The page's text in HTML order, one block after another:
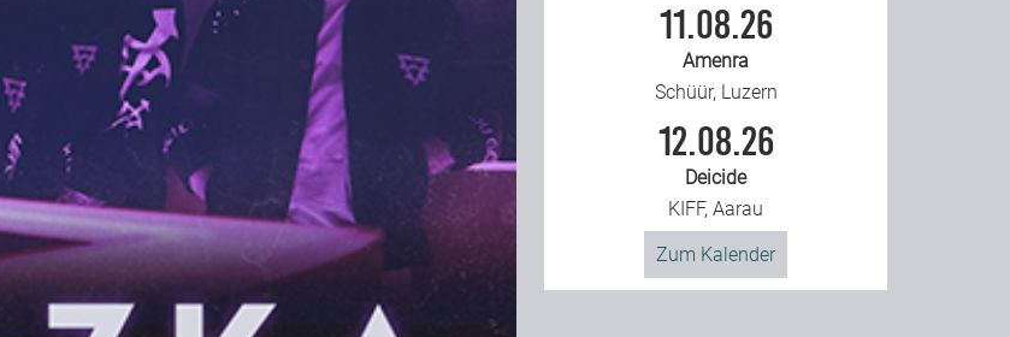
11.08.26
Amenra
Schüür, Luzern
12.08.26
Deicide
KIFF, Aarau
Zum Kalender